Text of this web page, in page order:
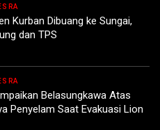
Kurban Dibuang ke Sungai,
dan TPS
Belasungkawa Atas
Penyelam Saat Evakuasi Lion